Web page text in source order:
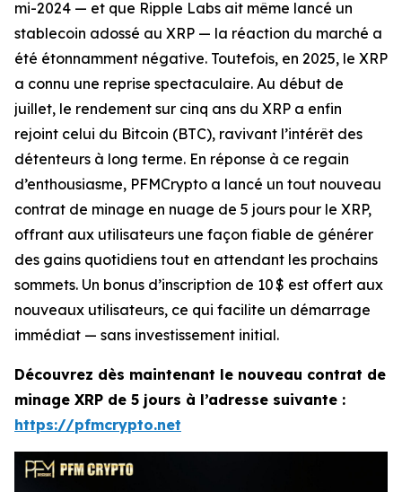
mi-2024 — et que Ripple Labs ait même lancé un
stablecoin adossé au XRP — la réaction du marché a
été étonnamment négative. Toutefois, en 2025, le XRP
a connu une reprise spectaculaire. Au début de
juillet, le rendement sur cinq ans du XRP a enfin
rejoint celui du Bitcoin (BTC), ravivant l’intérêt des
détenteurs à long terme. En réponse à ce regain
d’enthousiasme, PFMCrypto a lancé un tout nouveau
contrat de minage en nuage de 5 jours pour le XRP,
offrant aux utilisateurs une façon fiable de générer
des gains quotidiens tout en attendant les prochains
sommets. Un bonus d’inscription de 10 $ est offert aux
nouveaux utilisateurs, ce qui facilite un démarrage
immédiat — sans investissement initial.
Découvrez dès maintenant le nouveau contrat de
minage XRP de 5 jours à l’adresse suivante :
https://pfmcrypto.net